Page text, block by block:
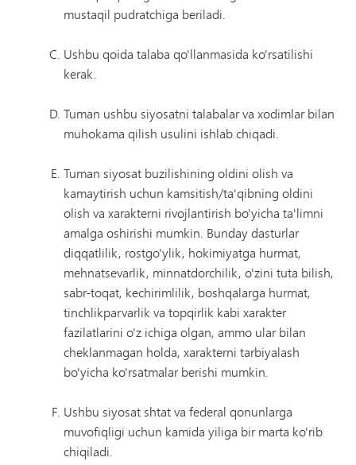
mustaqil pudratchiga beriladi.
Ushbu qoida talaba qo'llanmasida ko'rsatilishi
kerak.
Tuman ushbu siyosatni talabalar va xodimlar bilan
muhokama qilish usulini ishlab chiqadi.
Tuman siyosat buzilishining oldini olish va
kamaytirish uchun kamsitish/ta'qibning oldini
olish va xarakterni rivojlantirish bo'yicha ta'limni
amalga oshirishi mumkin. Bunday dasturlar
diqqatlilik, rostgo'ylik, hokimiyatga hurmat,
mehnatsevarlik, minnatdorchilik, o'zini tuta bilish,
sabr-toqat, kechirimlilik, boshqalarga hurmat,
tinchlikparvarlik va topqirlik kabi xarakter
fazilatlarini o'z ichiga olgan, ammo ular bilan
cheklanmagan holda, xarakterni tarbiyalash
bo'yicha ko'rsatmalar berishi mumkin.
Ushbu siyosat shtat va federal qonunlarga
muvofiqligi uchun kamida yiliga bir marta ko'rib
chiqiladi.